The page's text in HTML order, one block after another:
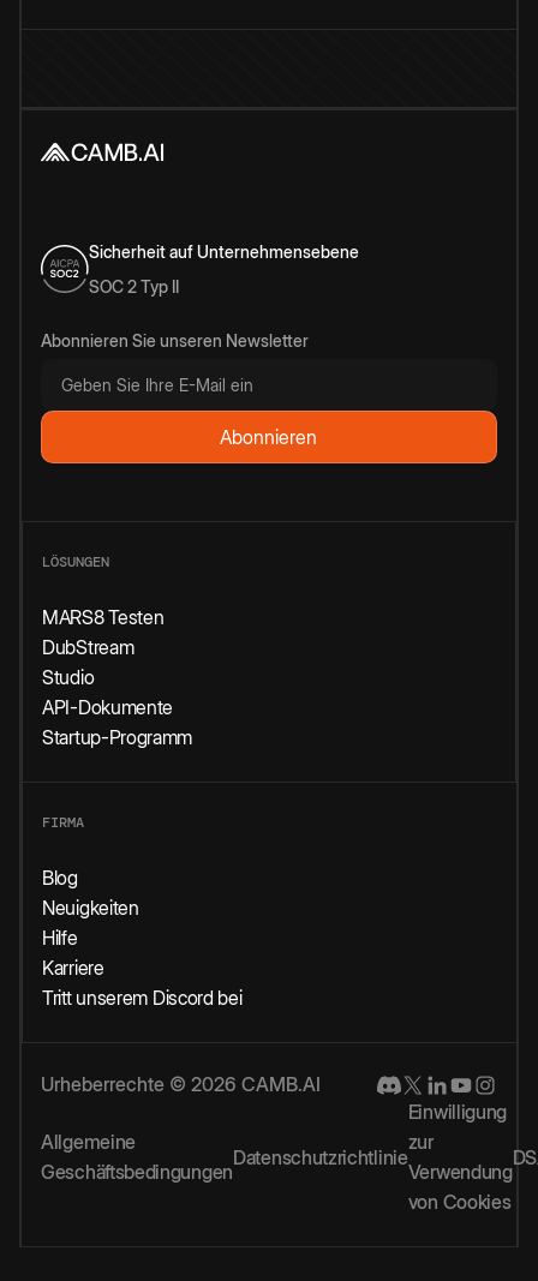
Sicherheit auf Unternehmensebene
SOC 2 Typ II
Abonnieren Sie unseren Newsletter
LÖSUNGEN
MARS8 Testen
DubStream
Studio
API-Dokumente
Startup-Programm
FIRMA
Blog
Neuigkeiten
Hilfe
Karriere
Tritt unserem Discord bei
Urheberrechte © 2026 CAMB.AI
Allgemeine
Geschäftsbedingungen
Datenschutzrichtlinie
Einwilligung
zur
Verwendung
von Cookies